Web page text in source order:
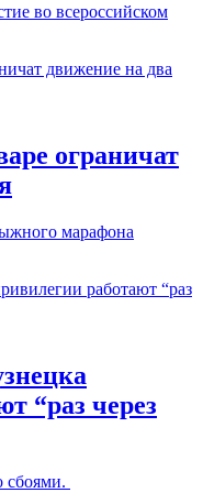
во всероссийском
ограничат
марафона
“раз через
сбоями.